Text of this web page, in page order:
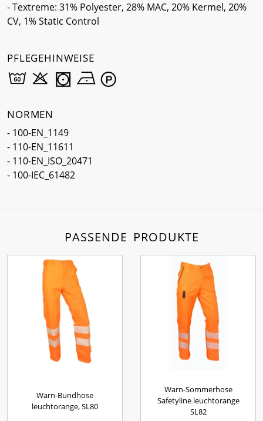
- Textreme: 31% Polyester, 28% MAC, 20% Kermel, 20%
CV, 1% Static Control
PFLEGEHINWEISE
NORMEN
- 100-EN_1149
- 110-EN_11611
- 110-EN_ISO_20471
- 100-IEC_61482
PASSENDE PRODUKTE
Warn-Bundhose
leuchtorange, SL80
Warn-Sommerhose
Safetyline leuchtorange
SL82